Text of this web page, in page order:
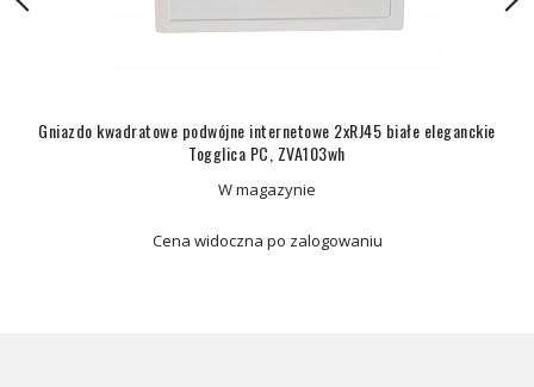
Gniazdo kwadratowe podwójne internetowe 2xRJ45 białe eleganckie
Togglica PC, ZVA103wh
W magazynie
Cena widoczna po zalogowaniu